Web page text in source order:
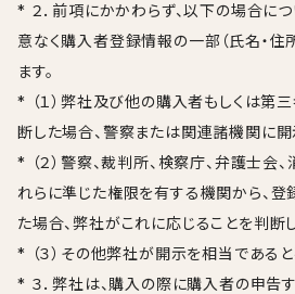
* ２．前項にかかわらず、以下の場合に
意なく購入者登録情報の一部（氏名・住
ます。
* （１）弊社及び他の購入者もしくは第
断した場合、警察または関連諸機関に
* （２）警察、裁判所、検察庁、弁護士会
れらに準じた権限を有する機関から、
た場合、弊社がこれに応じることを判断
* （３）その他弊社が開示を相当である
* ３．弊社は、購入の際に購入者の申告